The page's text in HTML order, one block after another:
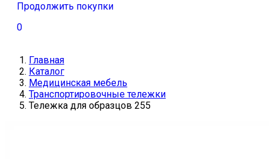
Продолжить покупки
0
Главная
Каталог
Медицинская мебель
Транспортировочные тележки
Тележка для образцов 255